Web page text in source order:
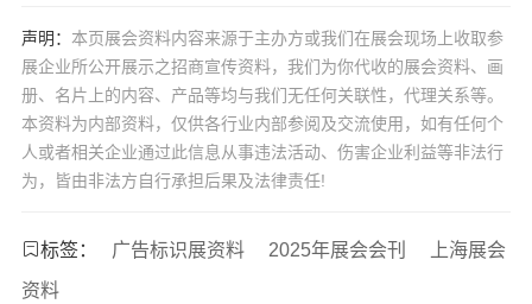
声明： 本页展会资料内容来源于主办方或我们在展会现场上收取参
展企业所公开展示之招商宣传资料，我们为你代收的展会资料、画
册、名片上的内容、产品等均与我们无任何关联性，代理关系等。
本资料为内部资料，仅供各行业内部参阅及交流使用，如有任何个
人或者相关企业通过此信息从事违法活动、伤害企业利益等非法行
为，皆由非法方自行承担后果及法律责任!
标签： 广告标识展资料 2025年展会会刊
上海展会
资料